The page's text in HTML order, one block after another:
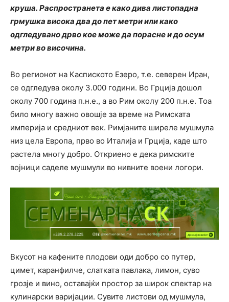
круша. Распространета е како дива листопадна
грмушка висока два до пет метри или како
одгледувано дрво кое може да порасне и до осум
метри во височина.
Во регионот на Каспиското Езеро, т.е. северен Иран,
се одгледува околу 3.000 години. Во Грција дошол
околу 700 година п.н.е., а во Рим околу 200 п.н.е. Тоа
било многу важно овошје за време на Римската
империја и средниот век. Римјаните ширеле мушмула
низ цела Европа, прво во Италија и Грција, каде што
растела многу добро. Откриено е дека римските
војници саделе мушмули во нивните воени логори.
Вкусот на кафените плодови оди добро со путер,
цимет, каранфилче, слатката павлака, лимон, суво
грозје и вино, оставајќи простор за широк спектар на
кулинарски варијации. Сувите листови од мушмула,